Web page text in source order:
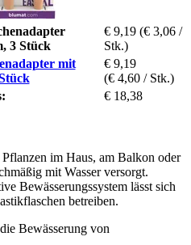
3 Stück
€ 9,19 (€ 3,06 /
Stk.)
mit
€ 9,19
(€ 4,60 / Stk.)
€ 18,38
im Haus, am Balkon oder
mit Wasser versorgt.
Bewässerungssystem lässt sich
betreiben.
Bewässerung von